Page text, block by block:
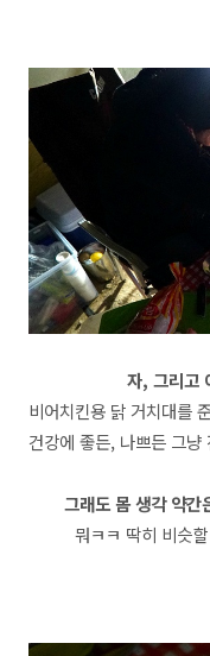
자, 그리고
비어치킨용 닭 거치대를
건강에 좋든, 나쁘든 그
그래도 몸 생각 약간
뭐ㅋㅋ 딱히 비슷